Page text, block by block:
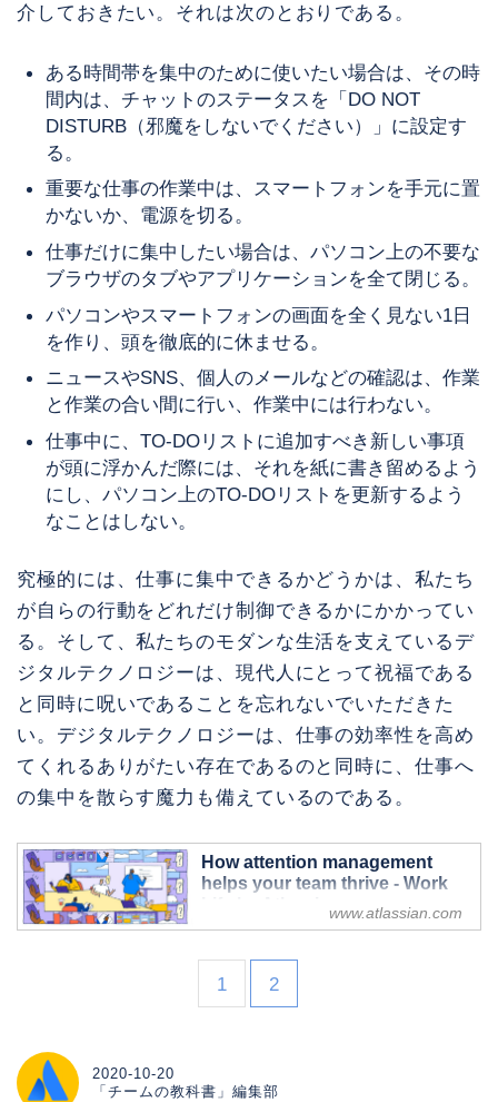
介しておきたい。それは次のとおりである。
ある時間帯を集中のために使いたい場合は、その時
間内は、チャットのステータスを「DO NOT
DISTURB（邪魔をしないでください）」に設定す
る。
重要な仕事の作業中は、スマートフォンを手元に置
かないか、電源を切る。
仕事だけに集中したい場合は、パソコン上の不要な
ブラウザのタブやアプリケーションを全て閉じる。
パソコンやスマートフォンの画面を全く見ない1日
を作り、頭を徹底的に休ませる。
ニュースやSNS、個人のメールなどの確認は、作業
と作業の合い間に行い、作業中には行わない。
仕事中に、TO-DOリストに追加すべき新しい事項
が頭に浮かんだ際には、それを紙に書き留めるよう
にし、パソコン上のTO-DOリストを更新するよう
なことはしない。
究極的には、仕事に集中できるかどうかは、私たち
が自らの行動をどれだけ制御できるかにかかってい
る。そして、私たちのモダンな生活を支えているデ
ジタルテクノロジーは、現代人にとって祝福である
と同時に呪いであることを忘れないでいただきた
い。デジタルテクノロジーは、仕事の効率性を高め
てくれるありがたい存在であるのと同時に、仕事へ
の集中を散らす魔力も備えているのである。
How attention management
helps your team thrive - Work
Got big, hairy, ambitious goals?
Consciously choosing what gets
attention vs. what gets ignored can
help your team nail them.
www.atlassian.com
1 2
2020-10-20
「チームの教科書」編集部